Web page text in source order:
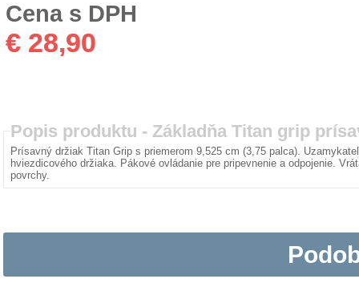
Cena s DPH
€ 28,90
Popis produktu - Základňa Titan grip
Prísavný držiak Titan Grip s priemerom 9,525 cm (3,75 palca).
hviezdicového držiaka. Pákové ovládanie pre pripevnenie a odpojenie.
povrchy.